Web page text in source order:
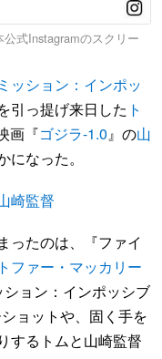
式Instagramのスクリー
ミッション：インポッ
引っ提げ来日した ト
画『ゴジラ-1.0』の山
なった。
崎監督
ったのは、『ファイ
ファー・マッカリー
ョン：インポッシブ
ョットや、固く手を
するトムと山崎監督